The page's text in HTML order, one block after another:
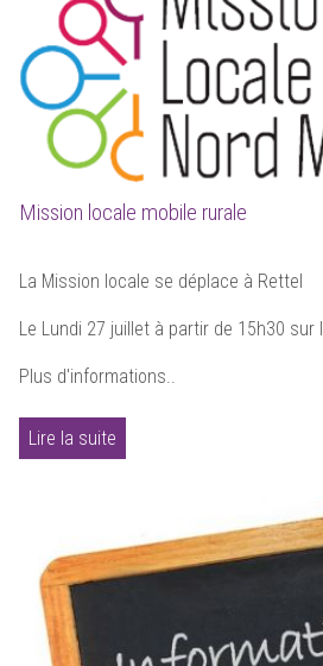
Mission locale mobile rurale
La Mission locale se déplace à Rettel
Le Lundi 27 juillet à partir de 15h30 sur
Plus d'informations..
Lire la suite